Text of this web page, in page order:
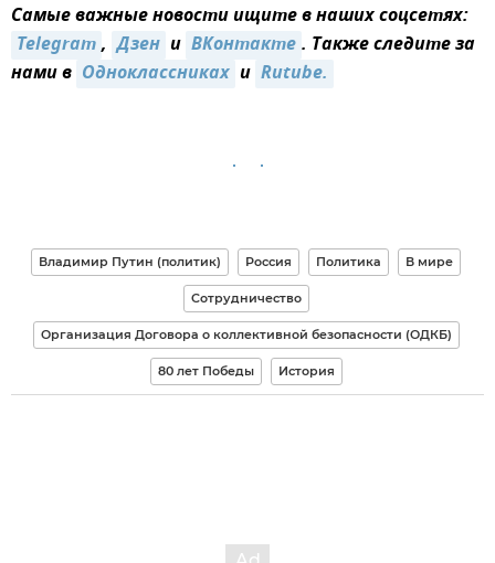
Самые важные новости ищите в наших соцсетях:
Telegram, Дзен и ВКонтакте. Также следите за
нами в Одноклассниках и Rutube.
Владимир Путин (политик) Россия Политика В мире
Сотрудничество
Организация Договора о коллективной безопасности (ОДКБ)
80 лет Победы История